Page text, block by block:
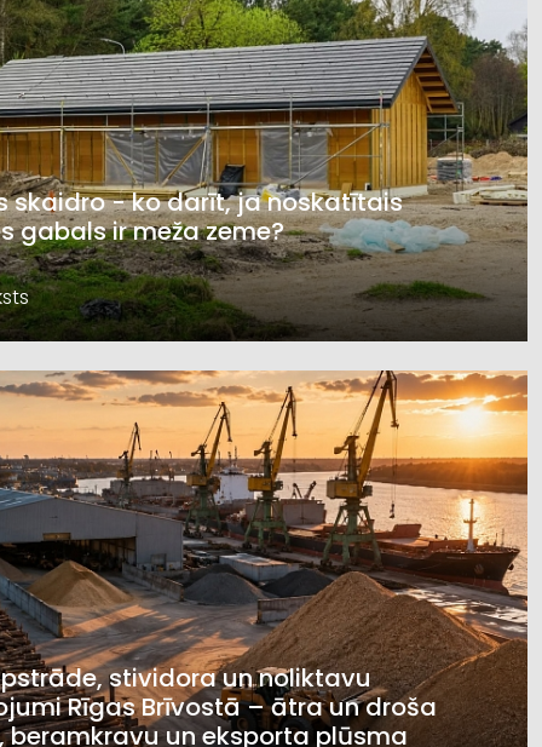
skaidro - ko darīt, ja noskatītais
gabals ir meža zeme?
stividora un noliktavu
Rīgas Brīvostā – ātra un droša
beramkravu un eksporta plūsma